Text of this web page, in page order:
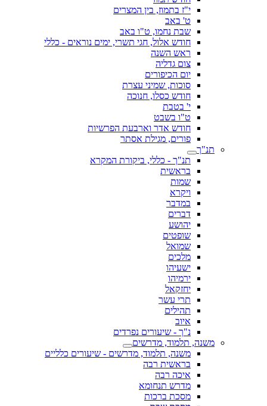
י"ז בתמוז, בין המצרים
ט' באב
שבת נחמו, ט"ו באב
חודש אלול, חגי תשרי, ימים נוראים - כללי
ראש השנה
צום גדליה
יום הכיפורים
סוכות, שמיני עצרת
חודש כסלו, חנוכה
י' בטבת
ט"ו בשבט
חודש אדר וארבעת הפרשיות
פורים, מגילת אסתר
תנ"ך
תנ"ך - כללי, ביקורת המקרא
בראשית
שמות
ויקרא
במדבר
דברים
יהושע
שופטים
שמואל
מלכים
ישעיהו
ירמיהו
יחזקאל
תרי עשר
תהילים
איוב
נ"ך - שיעורים נפרדים
משנה, תלמוד, מדרשים
משנה, תלמוד, מדרשים - שיעורים כלליים
בראשית רבה
איכה רבה
מדרש תנחומא
מסכת ברכות